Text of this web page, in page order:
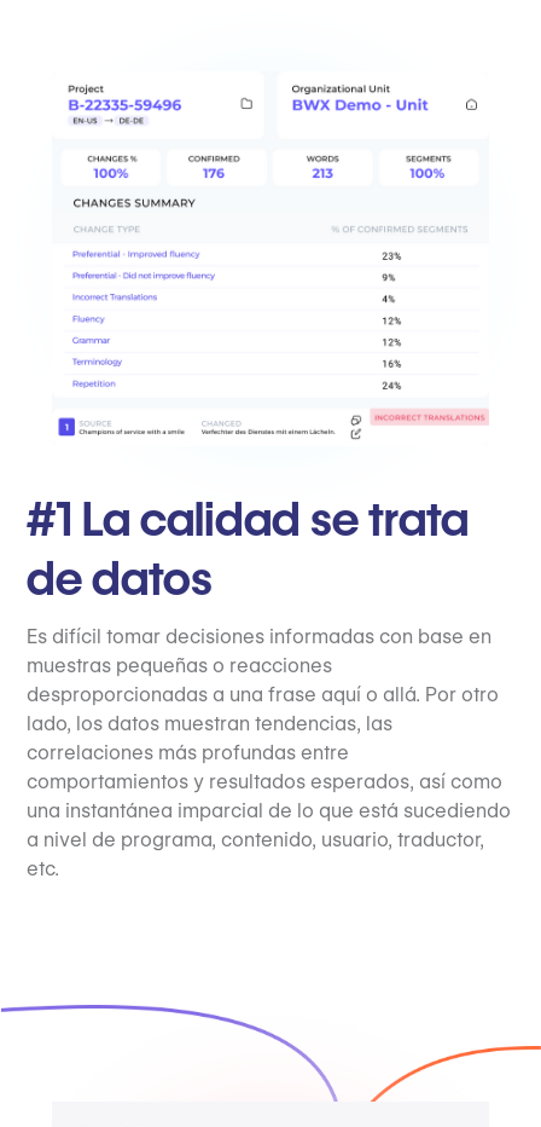
#1 La calidad se trata
de datos
Es difícil tomar decisiones informadas con base en
muestras pequeñas o reacciones
desproporcionadas a una frase aquí o allá. Por otro
lado, los datos muestran tendencias, las
correlaciones más profundas entre
comportamientos y resultados esperados, así como
una instantánea imparcial de lo que está sucediendo
a nivel de programa, contenido, usuario, traductor,
etc.